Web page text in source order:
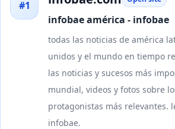
#1
infobae américa - infobae
todas las noticias de américa
unidos y el mundo en tiempo
las noticias y sucesos más
mundial, videos y fotos sobre
protagonistas más relevantes.
infobae.